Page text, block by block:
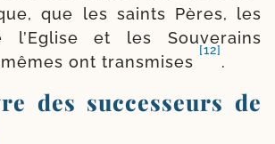
que les saints Pères, les
l’Eglise et les Souverains
ont trans­mises
[12]
.
des successeurs de